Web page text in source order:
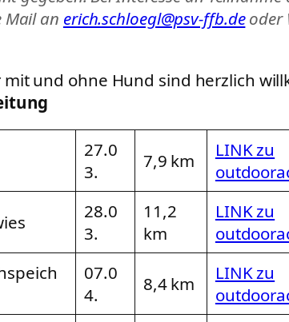
Mail an erich.schloegl@psv-ffb.deoder
und ohne Hund sind herzlich
27.0
3.
7,9 km
LINK zu
28.0
3.
11,2
km
LINK zu
07.0
4.
8,4 km
LINK zu